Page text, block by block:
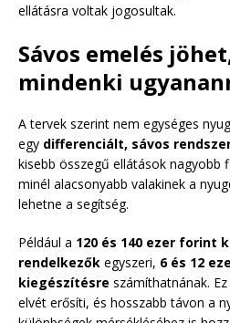
ellátásra voltak jogosultak.
Sávos emelés
mindenki
A tervek szerint nem egységes
egy differenciált, sávos
kisebb összegű ellátások nagyobb
minél alacsonyabb valakinek a
lehetne a segítség.
Például a 120 és 140 ezer forint
rendelkezők egyszeri, 6 és 12
kiegészítésre számíthatnának.
elvét erősíti, és hosszabb távon a